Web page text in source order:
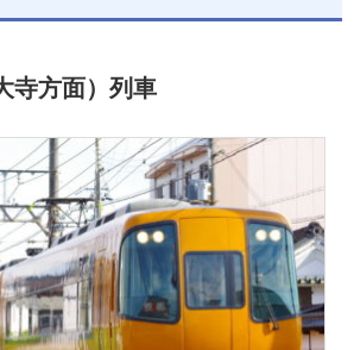
寺方面）列車